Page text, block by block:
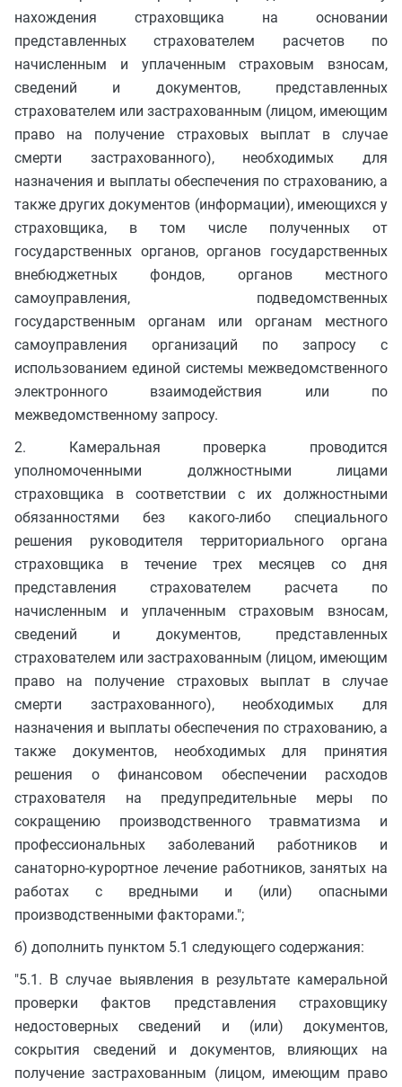
нахождения страховщика на основании
представленных страхователем расчетов по
начисленным и уплаченным страховым взносам,
сведений и документов, представленных
страхователем или застрахованным (лицом, имеющим
право на получение страховых выплат в случае
смерти застрахованного), необходимых для
назначения и выплаты обеспечения по страхованию, а
также других документов (информации), имеющихся у
страховщика, в том числе полученных от
государственных органов, органов государственных
внебюджетных фондов, органов местного
самоуправления, подведомственных
государственным органам или органам местного
самоуправления организаций по запросу с
использованием единой системы межведомственного
электронного взаимодействия или по
межведомственному запросу.
2. Камеральная проверка проводится
уполномоченными должностными лицами
страховщика в соответствии с их должностными
обязанностями без какого-либо специального
решения руководителя территориального органа
страховщика в течение трех месяцев со дня
представления страхователем расчета по
начисленным и уплаченным страховым взносам,
сведений и документов, представленных
страхователем или застрахованным (лицом, имеющим
право на получение страховых выплат в случае
смерти застрахованного), необходимых для
назначения и выплаты обеспечения по страхованию, а
также документов, необходимых для принятия
решения о финансовом обеспечении расходов
страхователя на предупредительные меры по
сокращению производственного травматизма и
профессиональных заболеваний работников и
санаторно-курортное лечение работников, занятых на
работах с вредными и (или) опасными
производственными факторами.";
б) дополнить пунктом 5.1 следующего содержания:
"5.1. В случае выявления в результате камеральной
проверки фактов представления страховщику
недостоверных сведений и (или) документов,
сокрытия сведений и документов, влияющих на
получение застрахованным (лицом, имеющим право